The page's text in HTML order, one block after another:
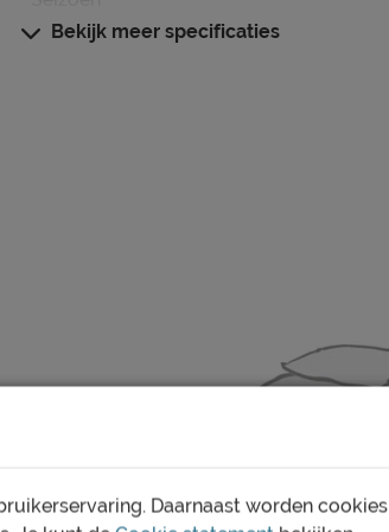
Warmteklasse
Type dons
Materiaal tijk
Bekijk meer specificaties
Daarnaast worden cookies